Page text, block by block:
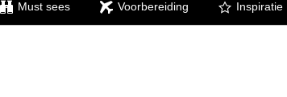
Must sees Voorbereiding Inspiratie